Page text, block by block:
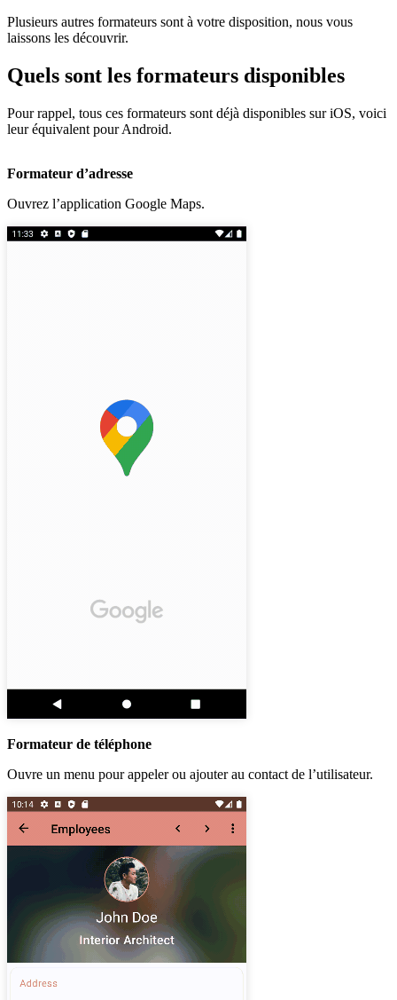
Plusieurs autres formateurs sont à votre disposition, nous vous
laissons les découvrir.
Quels sont les formateurs disponibles
Pour rappel, tous ces formateurs sont déjà disponibles sur iOS, voici
leur équivalent pour Android.
Formateur d’adresse
Ouvrez l’application Google Maps.
Formateur de téléphone
Ouvre un menu pour appeler ou ajouter au contact de l’utilisateur.